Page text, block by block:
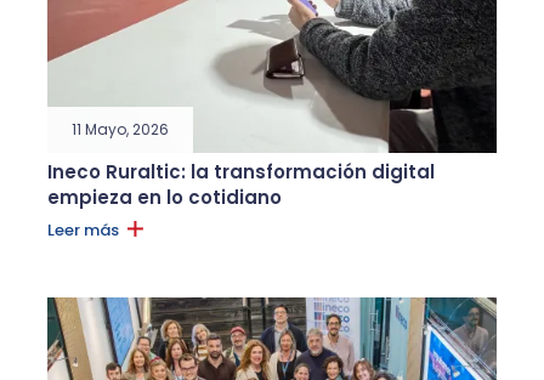
11 Mayo, 2026
Ineco Ruraltic: la transformación digital
empieza en lo cotidiano
Leer más